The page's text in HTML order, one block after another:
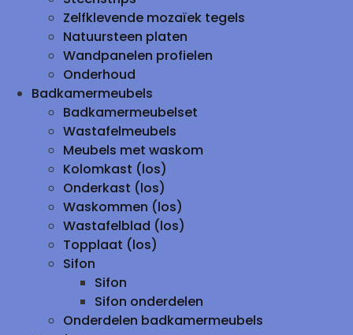
Zelfklevende mozaïek tegels
Natuursteen platen
Wandpanelen profielen
Onderhoud
Badkamermeubels
Badkamermeubelset
Wastafelmeubels
Meubels met waskom
Kolomkast (los)
Onderkast (los)
Waskommen (los)
Wastafelblad (los)
Topplaat (los)
Sifon
Sifon
Sifon onderdelen
Onderdelen badkamermeubels